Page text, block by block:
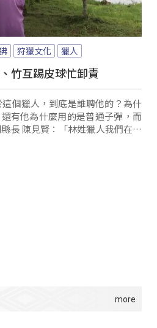
狩獵文化 獵人
竹互踢皮球忙卸責
個獵人，到底是誰聘他的？為什
有他為什麼用的是普通子彈，而
的時候，結果他已經在狒狒的案
，我們根本連見過都還沒見過，